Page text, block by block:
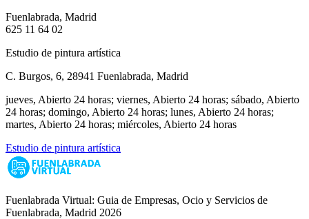
Fuenlabrada, Madrid
625 11 64 02
Estudio de pintura artística
C. Burgos, 6, 28941 Fuenlabrada, Madrid
jueves, Abierto 24 horas; viernes, Abierto 24 horas; sábado, Abierto
24 horas; domingo, Abierto 24 horas; lunes, Abierto 24 horas;
martes, Abierto 24 horas; miércoles, Abierto 24 horas
Estudio de pintura artística
Fuenlabrada Virtual: Guia de Empresas, Ocio y Servicios de
Fuenlabrada, Madrid 2026